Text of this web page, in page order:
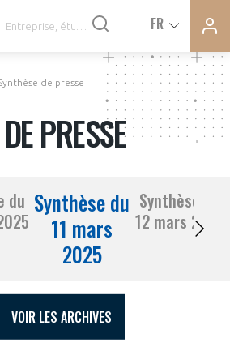
FR
de presse
PRESSE
du
2025
Synthèse du
11 mars
2025
Synthèse du
12 mars 2025
VOIR LES ARCHIVES
ADHÉRENT ?
D’ADHÉSION
statut de droit français ?